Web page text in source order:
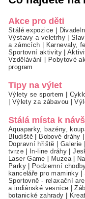
Akce pro děti
Stálé expozice
Výstavy a veletrhy|
a zámcích
Karnevaly,
Sportovní aktivity|
Vzdělávání
Pobytové
program
Tipy na výlet
Výlety se sportem
Výlety za zábavou |
Stálá místa k
Aquaparky, bazény,
Bludiště
Bobové dráhy
Dopravní hřiště
Galerie
tvrze| In-line dráhy |
Laser Game
Muzea|
Parky| Podzemní
kanceláře pro maminky |
Sportovně - relaxační
a indiánské vesnice |
botanické zahrady